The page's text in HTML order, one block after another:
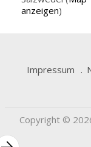
anzeigen)
Impressum
Copyright ©